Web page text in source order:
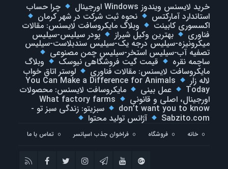
خرید لایسنس ویندوز Windows اورجینال
چرا حساب
استاندارد آمارکتس نحوه ثبت شرکت در شهر کرمان
اکسسوری کابینت وبلاگ مایکروسافت لایسنس: مقالات
فناوری بهترین وکیل شیراز پودر سیلیس-سیلیس
میکرونیزه-سیلیس درجه یک-سیلیس سندبلاست-سیلیس
تصفیه آب-سیلیس استخر-سیلیس چمن مصنوعی
ساچمه نقره قیمت گیت فروشگاهی نیوسک وبلاگ
مایکروسافت لایسنس: مقالات فناوری لوستر اتاق خواب
لاله زار You Can Make a Difference for Animals
Today عمل بینی مایکروسافت لایسنس: محصولات
اورجینال، اصلی و قانونی What factory farms
don’t want you to know سبزیتو: زندگی سبز تو -
Sabzito.com آژانس تولید محتوا
خانه فروشگاه فراخوان جذب اسپانسر تماس با ما